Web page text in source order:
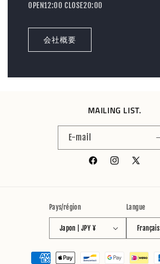
OPEN12:00 CLOSE20:00
会社概要
MAILING LIST.
E-mail
FacebookInstagram
X
Pays/région
Japon | JPY ¥
Langue
Français
Moyens